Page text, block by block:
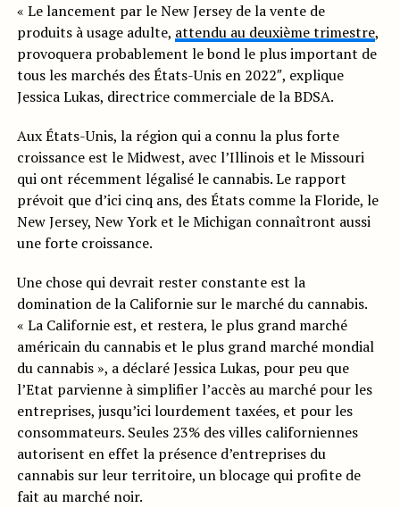
« Le lancement par le New Jersey de la vente de
produits à usage adulte, attendu au deuxième trimestre,
provoquera probablement le bond le plus important de
tous les marchés des États-Unis en 2022″, explique
Jessica Lukas, directrice commerciale de la BDSA.
Aux États-Unis, la région qui a connu la plus forte
croissance est le Midwest, avec l’Illinois et le Missouri
qui ont récemment légalisé le cannabis. Le rapport
prévoit que d’ici cinq ans, des États comme la Floride, le
New Jersey, New York et le Michigan connaîtront aussi
une forte croissance.
Une chose qui devrait rester constante est la
domination de la Californie sur le marché du cannabis.
« La Californie est, et restera, le plus grand marché
américain du cannabis et le plus grand marché mondial
du cannabis », a déclaré Jessica Lukas, pour peu que
l’Etat parvienne à simplifier l’accès au marché pour les
entreprises, jusqu’ici lourdement taxées, et pour les
consommateurs. Seules 23% des villes californiennes
autorisent en effet la présence d’entreprises du
cannabis sur leur territoire, un blocage qui profite de
fait au marché noir.